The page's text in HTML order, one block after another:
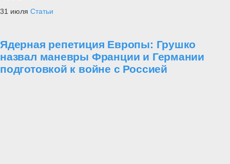
31 июля Статьи
Ядерная репетиция Европы: Грушко
назвал маневры Франции и Германии
подготовкой к войне с Россией